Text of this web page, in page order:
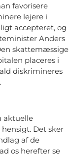
favorisere
lejere i
accepteret, og
Anders
skattemæssige
placeres i
diskrimineres
aktuelle
Det sker
af de
os herefter se